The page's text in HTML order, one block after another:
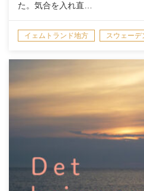
た。気合を入れ直…
イェムトランド地方 スウェーデ